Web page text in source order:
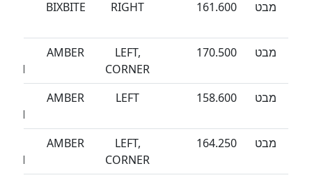
מבט
161.600
RIGHT
BIXBITE
מבט
170.500
LEFT,
CORNER
AMBER
מבט
158.600
LEFT
AMBER
מבט
164.250
LEFT,
CORNER
AMBER